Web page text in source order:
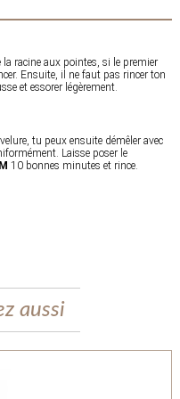
racine aux pointes, si le premier
Ensuite, il ne faut pas rincer ton
et essorer légèrement.
tu peux ensuite démêler avec
Laisse poser le
10 bonnes minutes et rince.
aussi